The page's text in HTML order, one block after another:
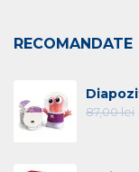
RECOMANDATE
87,00lei